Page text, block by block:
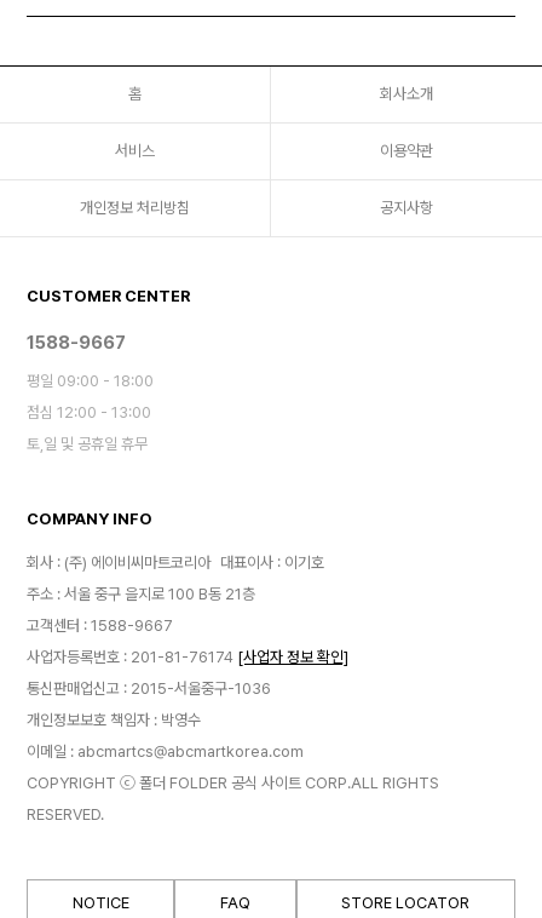
홈 회사소개
서비스 이용약관
개인정보 처리방침 공지사항
CUSTOMER CENTER
1588-9667
평일 09:00 - 18:00
점심 12:00 - 13:00
토,일 및 공휴일 휴무
COMPANY INFO
회사 : (주) 에이비씨마트코리아 대표이사 : 이기호
주소 : 서울 중구 을지로 100 B동 21층
고객센터 : 1588-9667
사업자등록번호 : 201-81-76174 [사업자 정보 확인]
통신판매업신고 : 2015-서울중구-1036
개인정보보호 책임자 : 박영수
이메일 : abcmartcs@abcmartkorea.com
COPYRIGHT ⓒ 폴더 FOLDER 공식 사이트 CORP.ALL RIGHTS
RESERVED.
NOTICE FAQ STORE LOCATOR